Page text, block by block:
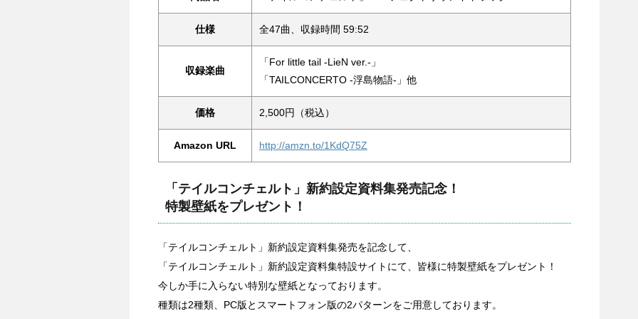
仕様 全47曲、収録時間 59:52
収録楽曲
「For little tail -LieN ver.-」
「TAILCONCERTO -浮島物語-」他
価格 2,500円（税込）
Amazon URL http://amzn.to/1KdQ75Z
「テイルコンチェルト」新約設定資料集発売記念！
特製壁紙をプレゼント！
「テイルコンチェルト」新約設定資料集発売を記念して、
「テイルコンチェルト」新約設定資料集特設サイトにて、皆様に特製壁紙をプレゼント！
今しか手に入らない特別な壁紙となっております。
種類は2種類、PC版とスマートフォン版の2パターンをご用意しております。